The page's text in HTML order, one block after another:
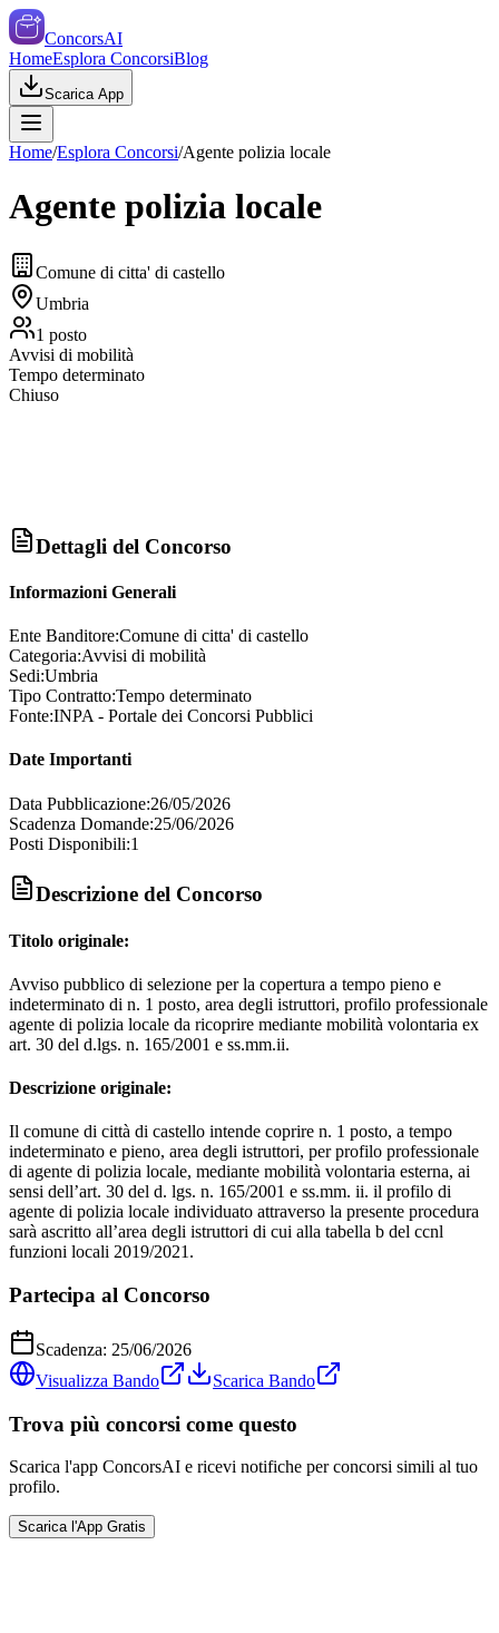
ConcorsAI
HomeEsplora ConcorsiBlog
Scarica App
Home/Esplora Concorsi/Agente polizia locale
Agente polizia locale
Comune di citta' di castello
Umbria
1 posto
Avvisi di mobilità
Tempo determinato
Chiuso
Dettagli del Concorso
Informazioni Generali
Ente Banditore:Comune di citta' di castello
Categoria:Avvisi di mobilità
Sedi:Umbria
Tipo Contratto:Tempo determinato
Fonte:INPA - Portale dei Concorsi Pubblici
Date Importanti
Data Pubblicazione:26/05/2026
Scadenza Domande:25/06/2026
Posti Disponibili:1
Descrizione del Concorso
Titolo originale:
Avviso pubblico di selezione per la copertura a tempo pieno e
indeterminato di n. 1 posto, area degli istruttori, profilo professionale
agente di polizia locale da ricoprire mediante mobilità volontaria ex
art. 30 del d.lgs. n. 165/2001 e ss.mm.ii.
Descrizione originale:
Il comune di città di castello intende coprire n. 1 posto, a tempo
indeterminato e pieno, area degli istruttori, per profilo professionale
di agente di polizia locale, mediante mobilità volontaria esterna, ai
sensi dell’art. 30 del d. lgs. n. 165/2001 e ss.mm. ii. il profilo di
agente di polizia locale individuato attraverso la presente procedura
sarà ascritto all’area degli istruttori di cui alla tabella b del ccnl
funzioni locali 2019/2021.
Partecipa al Concorso
Scadenza: 25/06/2026
Visualizza Bando
Scarica Bando
Trova più concorsi come questo
Scarica l'app ConcorsAI e ricevi notifiche per concorsi simili al tuo
profilo.
Scarica l'App Gratis